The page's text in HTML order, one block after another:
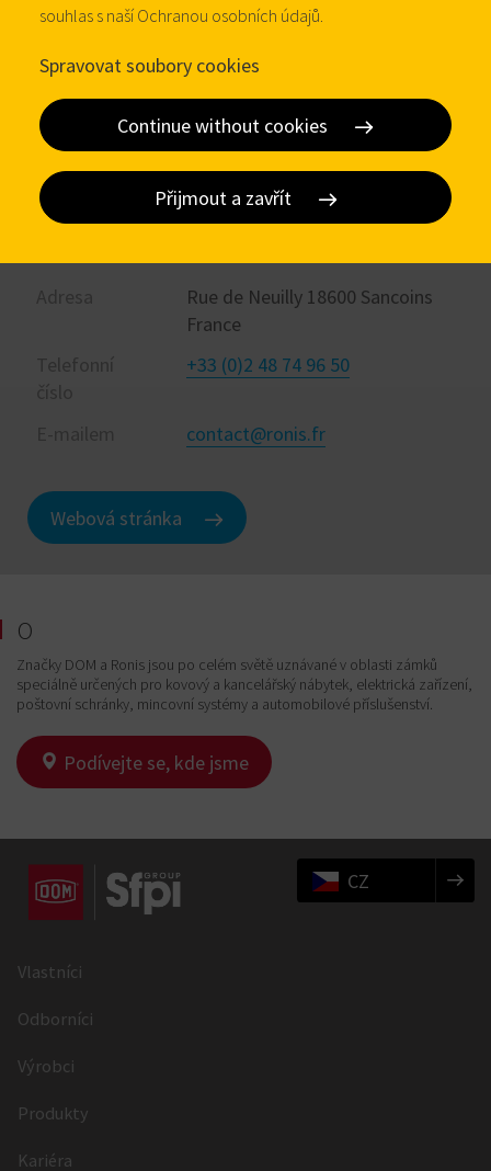
Zámky s kotoučovými stavítky, zámky s
zámky, vozíkové zámky, víceúčelové zámky
Kontakt
Rue de Neuilly 18600 Sancoins
France
+33 (0)2 48 74 96 50
contact@ronis.fr
Webová stránka
O
Značky DOM a Ronis jsou po celém světě uznávané v oblasti zámků
speciálně určených pro kovový a kancelářský nábytek, elektrická zařízení,
poštovní schránky, mincovní systémy a automobilové příslušenství.
Podívejte se, kde jsme
CZ
Vlastníci
Odborníci
Výrobci
Produkty
Kariéra
souhlas s naší Ochranou osobních údajů.
Spravovat soubory cookies
Continue without cookies
Přijmout a zavřít